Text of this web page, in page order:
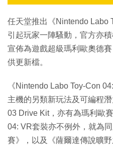
任天堂推出《Nintendo Labo
引起玩家一陣騷動，官方亦
宣佈為遊戲超級瑪利歐奧德
供更新檔。
《Nintendo Labo Toy-Con
主機的另類新玩法及可編程
03 Drive Kit，亦有為瑪利歐
04: VR套裝亦不例外，就為
賽》，以及《薩爾達傳說曠